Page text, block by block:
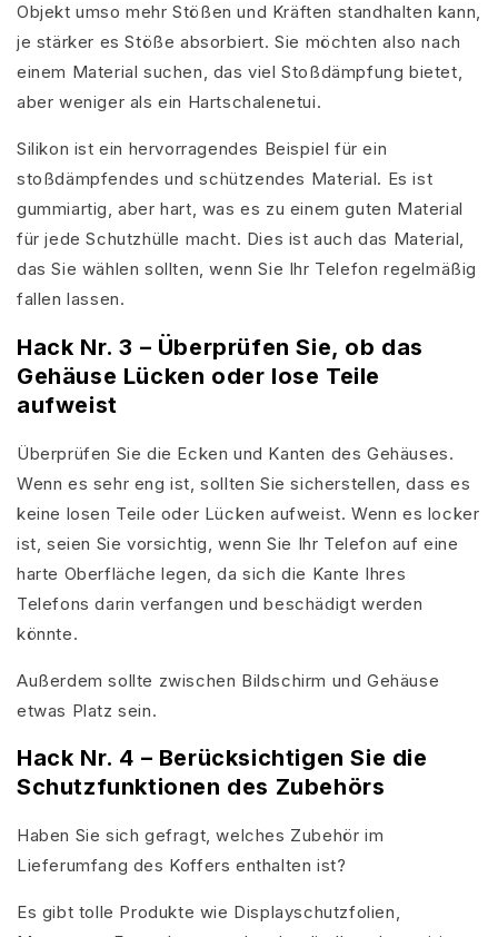
Objekt umso mehr Stößen und Kräften standhalten kann,
je stärker es Stöße absorbiert. Sie möchten also nach
einem Material suchen, das viel Stoßdämpfung bietet,
aber weniger als ein Hartschalenetui.
Silikon ist ein hervorragendes Beispiel für ein
stoßdämpfendes und schützendes Material. Es ist
gummiartig, aber hart, was es zu einem guten Material
für jede Schutzhülle macht. Dies ist auch das Material,
das Sie wählen sollten, wenn Sie Ihr Telefon regelmäßig
fallen lassen.
Hack Nr. 3 – Überprüfen Sie, ob das
Gehäuse Lücken oder lose Teile
aufweist
Überprüfen Sie die Ecken und Kanten des Gehäuses.
Wenn es sehr eng ist, sollten Sie sicherstellen, dass es
keine losen Teile oder Lücken aufweist. Wenn es locker
ist, seien Sie vorsichtig, wenn Sie Ihr Telefon auf eine
harte Oberfläche legen, da sich die Kante Ihres
Telefons darin verfangen und beschädigt werden
könnte.
Außerdem sollte zwischen Bildschirm und Gehäuse
etwas Platz sein.
Hack Nr. 4 – Berücksichtigen Sie die
Schutzfunktionen des Zubehörs
Haben Sie sich gefragt, welches Zubehör im
Lieferumfang des Koffers enthalten ist?
Es gibt tolle Produkte wie Displayschutzfolien,